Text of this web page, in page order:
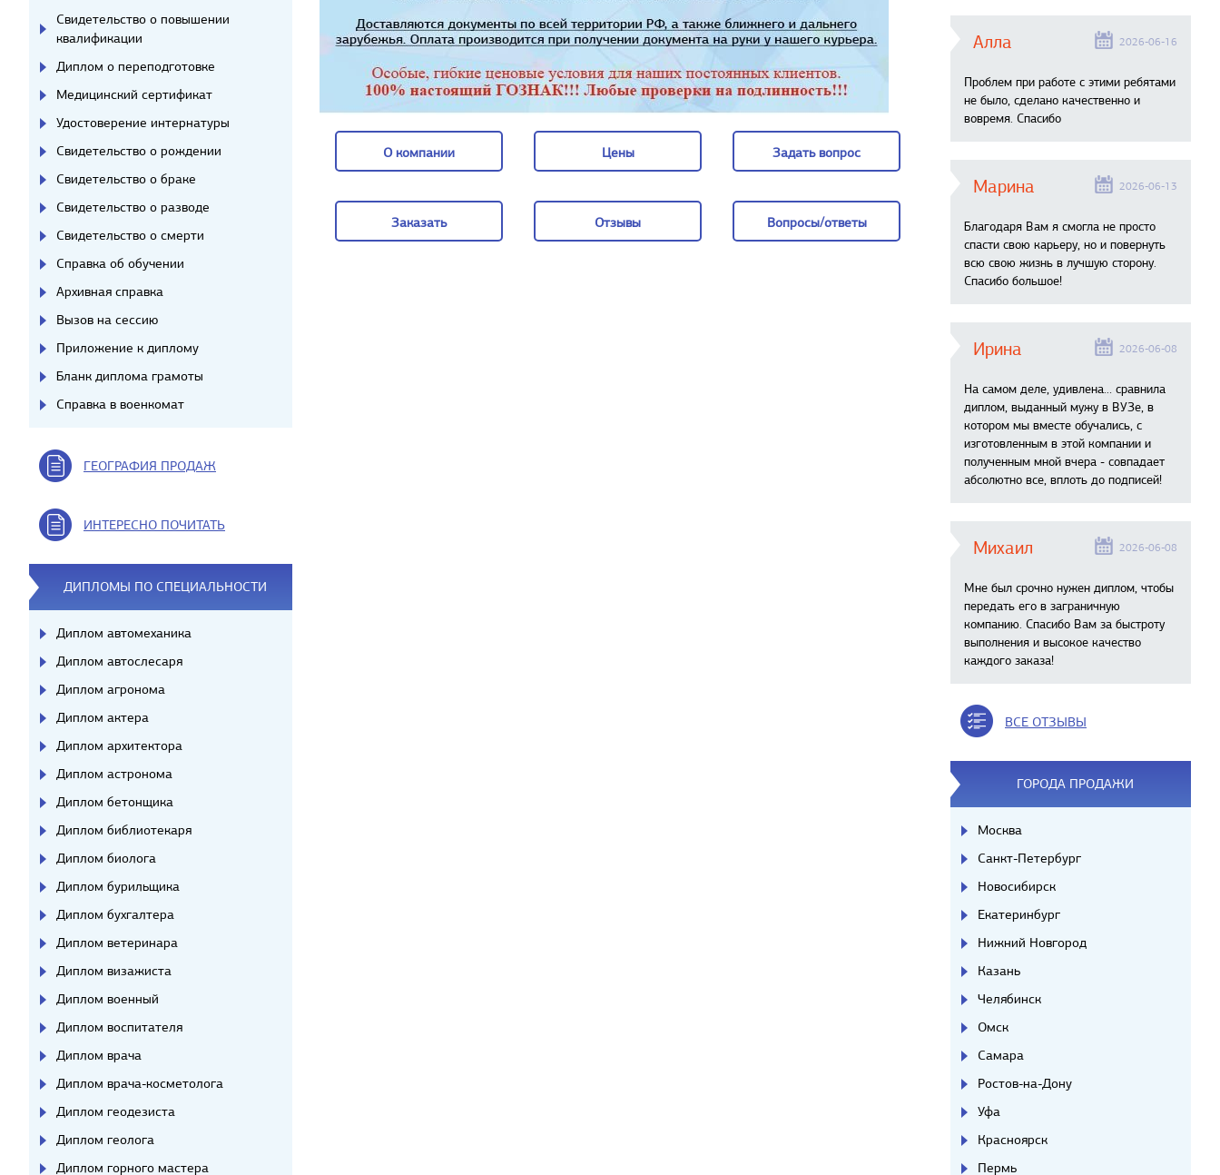
О компании Цены Задать вопрос
Заказать Отзывы Вопросы/ответы
Свидетельство о повышении
квалификации
Диплом о переподготовке
Медицинский сертификат
Удостоверение интернатуры
Свидетельство о рождении
Свидетельство о браке
Свидетельство о разводе
Свидетельство о смерти
Справка об обучении
Архивная справка
Вызов на сессию
Приложение к диплому
Бланк диплома грамоты
Справка в военкомат
ГЕОГРАФИЯ ПРОДАЖ
ИНТЕРЕСНО ПОЧИТАТЬ
ДИПЛОМЫ ПО СПЕЦИАЛЬНОСТИ
Диплом автомеханика
Диплом автослесаря
Диплом агронома
Диплом актера
Диплом архитектора
Диплом астронома
Диплом бетонщика
Диплом библиотекаря
Диплом биолога
Диплом бурильщика
Диплом бухгалтера
Диплом ветеринара
Диплом визажиста
Диплом военный
Диплом воспитателя
Диплом врача
Диплом врача-косметолога
Диплом геодезиста
Диплом геолога
Диплом горного мастера
Алла 2026-06-16
Проблем при работе с этими ребятами
не было, сделано качественно и
вовремя. Спасибо
Марина 2026-06-13
Благодаря Вам я смогла не просто
спасти свою карьеру, но и повернуть
всю свою жизнь в лучшую сторону.
Спасибо большое!
Ирина 2026-06-08
На самом деле, удивлена… сравнила
диплом, выданный мужу в ВУЗе, в
котором мы вместе обучались, с
изготовленным в этой компании и
полученным мной вчера - совпадает
абсолютно все, вплоть до подписей!
Михаил 2026-06-08
Мне был срочно нужен диплом, чтобы
передать его в заграничную
компанию. Спасибо Вам за быстроту
выполнения и высокое качество
каждого заказа!
ВСЕ ОТЗЫВЫ
ГОРОДА ПРОДАЖИ
Москва
Санкт-Петербург
Новосибирск
Екатеринбург
Нижний Новгород
Казань
Челябинск
Омск
Самара
Ростов-на-Дону
Уфа
Красноярск
Пермь